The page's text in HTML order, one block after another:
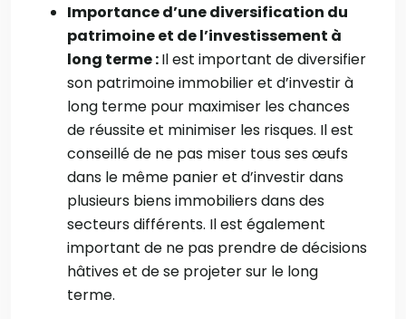
Importance d’une diversification du
patrimoine et de l’investissement à
long terme :Il est important de diversifier
son patrimoine immobilier et d’investir à
long terme pour maximiser les chances
de réussite et minimiser les risques. Il est
conseillé de ne pas miser tous ses œufs
dans le même panier et d’investir dans
plusieurs biens immobiliers dans des
secteurs différents. Il est également
important de ne pas prendre de décisions
hâtives et de se projeter sur le long
terme.